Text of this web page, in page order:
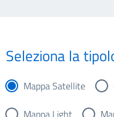
Seleziona la
Mappa Satellite
Mappa Light